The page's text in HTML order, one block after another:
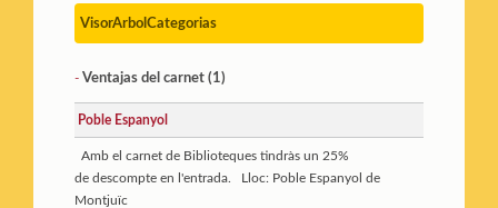
VisorArbolCategorias
- Ventajas del carnet (1)
Poble Espanyol
Amb el carnet de Biblioteques tindràs un 25%
de descompte en l'entrada. Lloc: Poble Espanyol de
Montjuïc